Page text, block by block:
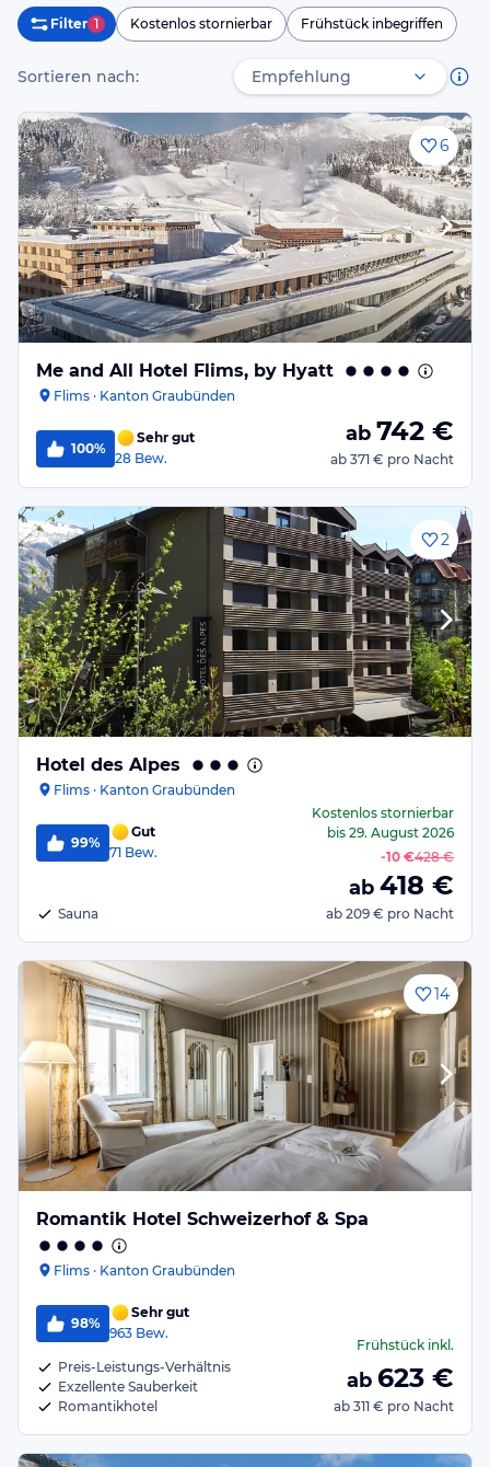
Filter 1 Kostenlos stornierbar Frühstück inbegriffen
Sortieren nach:
6
Me and All Hotel Flims, by Hyatt
Flims · Kanton Graubünden
100%
Sehr gut
28 Bew.
ab 742 €
ab 371 € pro Nacht
2
Hotel des Alpes
Flims · Kanton Graubünden
99%
Gut
71 Bew.
Sauna
Kostenlos stornierbar
bis 29. August 2026
-10 €428 €
ab 418 €
ab 209 € pro Nacht
14
Romantik Hotel Schweizerhof & Spa
Flims · Kanton Graubünden
98%
Sehr gut
963 Bew.
Preis-Leistungs-Verhältnis
Exzellente Sauberkeit
Romantikhotel
Frühstückinkl.
ab 623 €
ab 311 € pro Nacht